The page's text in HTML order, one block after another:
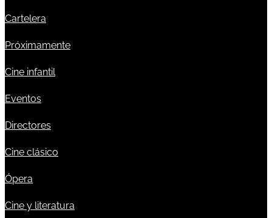
Cartelera
Próximamente
Cine infantil
Eventos
Directores
Cine clásico
Ópera
Cine y literatura